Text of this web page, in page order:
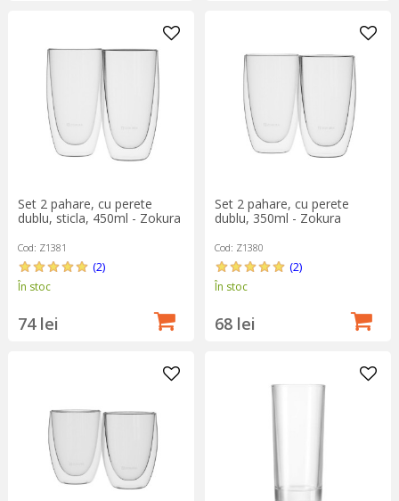
Set 2 pahare, cu perete
dublu, sticla, 450ml - Zokura
Cod: Z1381
(2)
În stoc
74 lei
Set 2 pahare, cu perete
dublu, 350ml - Zokura
Cod: Z1380
(2)
În stoc
68 lei